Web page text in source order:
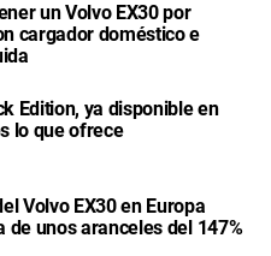
un Volvo EX30 por
cargador doméstico e
Edition, ya disponible en
lo que ofrece
Volvo EX30 en Europa
de unos aranceles del 147%